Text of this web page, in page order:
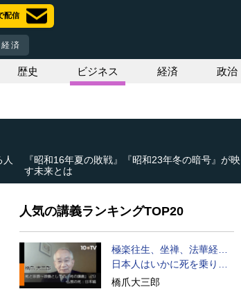
配信
済
歴史 ビジネス 経済 政治
『昭和16年夏の敗戦』『昭和23年冬の暗号』が映
す未来とは
人気の講義ランキングTOP20
極楽往生、坐禅、法華経…
日本人はいかに死を乗り越
えるか
橋爪大三郎